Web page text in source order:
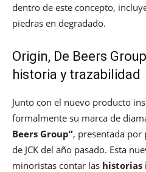
dentro de este concepto,
piedras en degradado.
Origin, De Beers
historia y trazabilidad
Junto con el nuevo producto
formalmente su marca de
Beers Group”, presentada por
de JCK del año pasado. Esta
minoristas contar las historias